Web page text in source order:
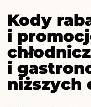
Kody
i
i
niższych